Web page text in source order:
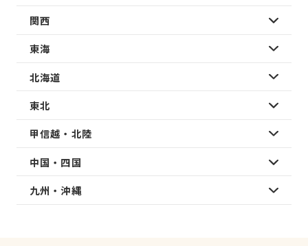
関西
東海
北海道
東北
甲信越・北陸
中国・四国
九州・沖縄